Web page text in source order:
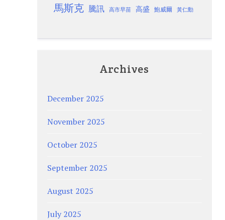
馬斯克 騰訊 高市早苗 高盛 鮑威爾 黃仁勳
Archives
December 2025
November 2025
October 2025
September 2025
August 2025
July 2025